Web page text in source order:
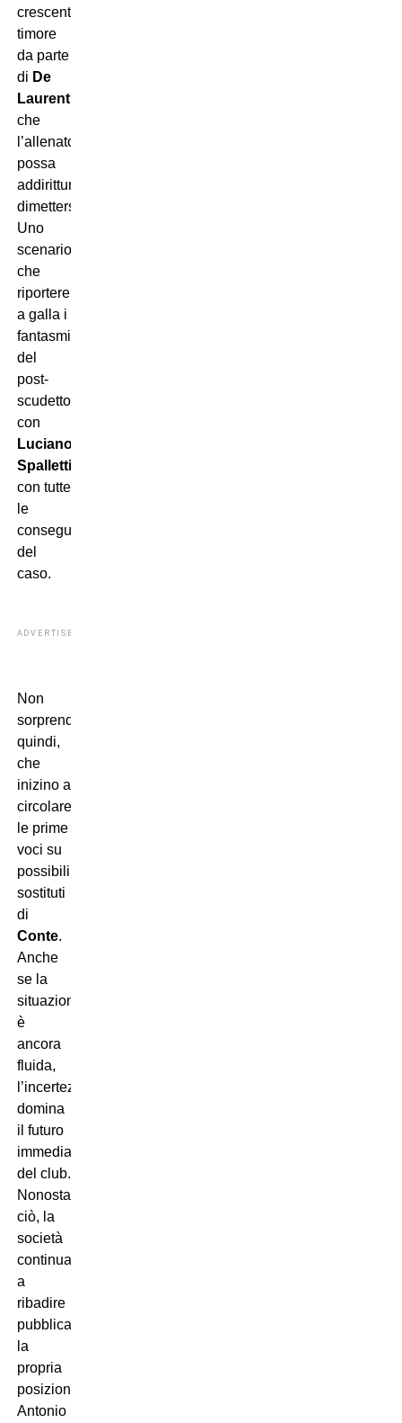
crescente
timore
da parte
di De
Laurentiis
che
l’allenatore
possa
addirittura
dimettersi.
Uno
scenario
che
riporterebbe
a galla i
fantasmi
del
post-
scudetto
con
Luciano
Spalletti
con tutte
le
conseguenze
del
caso.
ADVERTISEMENT
Non
sorprende,
quindi,
che
inizino a
circolare
le prime
voci su
possibili
sostituti
di
Conte.
Anche
se la
situazione
è
ancora
fluida,
l’incertezza
domina
il futuro
immediato
del club.
Nonostante
ciò, la
società
continua
a
ribadire
pubblicamente
la
propria
posizione:
Antonio